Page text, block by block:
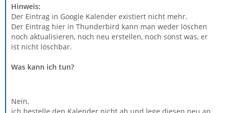
Hinweis:
Der Eintrag in Google Kalender existiert nicht mehr.
Der Eintrag hier in Thunderbird kann man weder löschen
noch aktualisieren, noch neu erstellen, noch sonst was, er
ist nicht löschbar.
Was kann ich tun?
Nein,